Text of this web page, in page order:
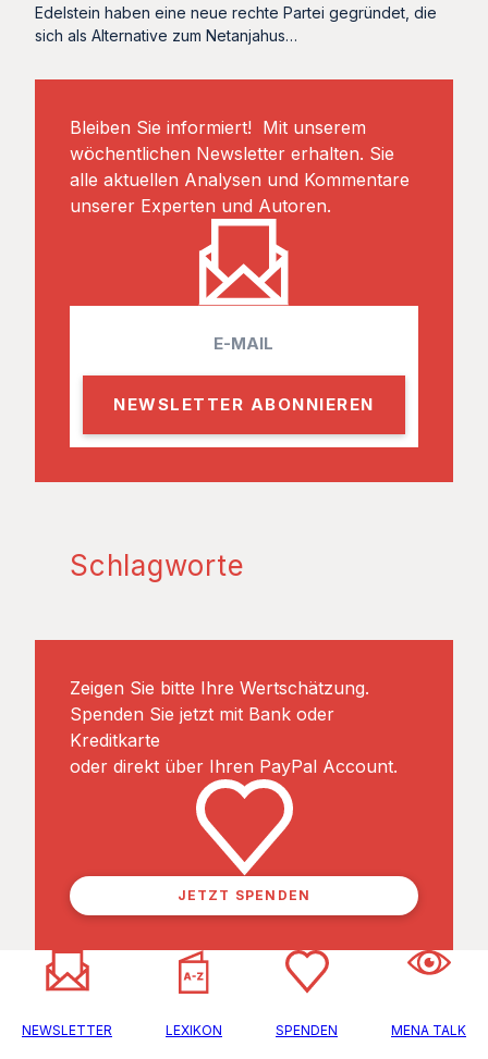
Edelstein haben eine neue rechte Partei gegründet, die
sich als Alternative zum Netanjahus…
Bleiben Sie informiert! Mit unserem
wöchentlichen Newsletter erhalten. Sie
alle aktuellen Analysen und Kommentare
unserer Experten und Autoren.
a
l
Schlagworte
Zeigen Sie bitte Ihre Wertschätzung.
Spenden Sie jetzt mit Bank oder
Kreditkarte
oder direkt über Ihren PayPal Account.
JETZT SPENDEN
NEWSLETTER LEXIKON SPENDEN MENA TALK